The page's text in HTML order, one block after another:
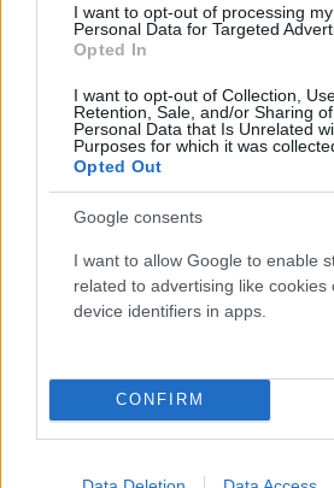
I want to opt-out of processing my
Personal Data for Targeted
Opted In
I want to opt-out of Collection,
Retention, Sale, and/or Sharing
Personal Data that Is Unrelated
Purposes for which it was
Opted Out
Google consents
I want to allow Google to enable
related to advertising like cookies
device identifiers in apps.
CONFIRM